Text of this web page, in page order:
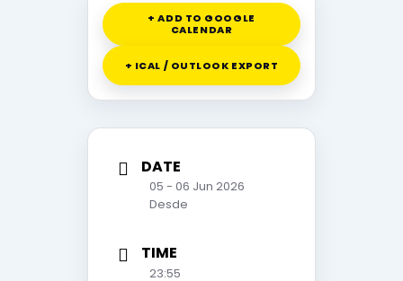
+ ADD TO GOOGLE
CALENDAR
+ ICAL / OUTLOOK EXPORT
DATE
05 - 06 Jun 2026
Desde
TIME
23:55